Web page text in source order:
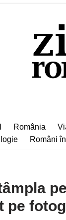
România
Români
pe